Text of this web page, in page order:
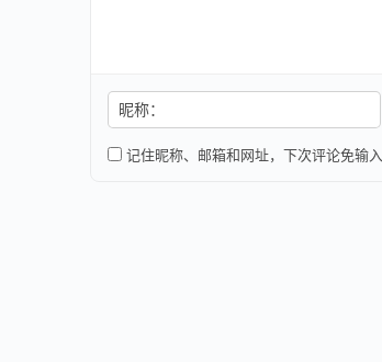
昵称：
记住昵称、邮箱和网址，下次评论免输入